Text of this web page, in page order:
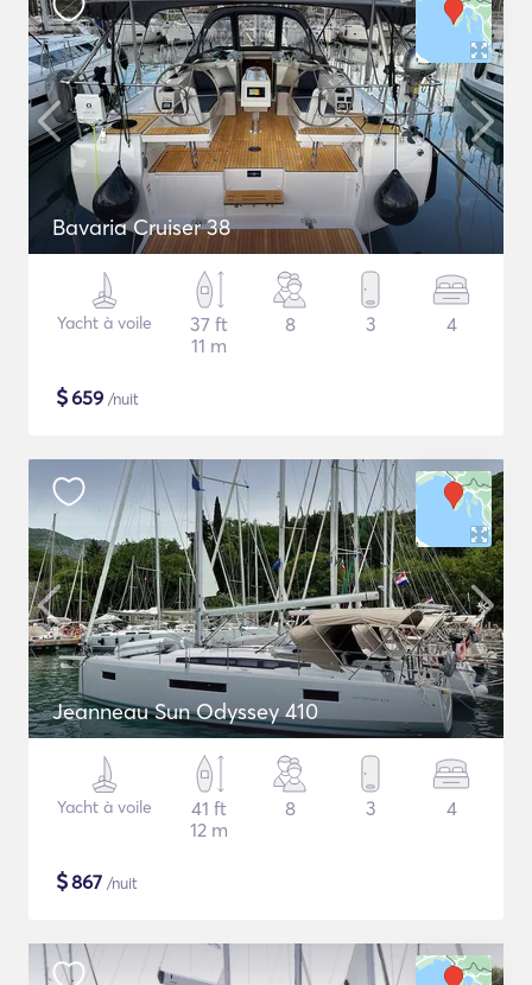
Bavaria Cruiser 38
Yacht à voile
37 ft
11 m
8 3 4
$659 /nuit
Jeanneau Sun Odyssey 410
Yacht à voile
41 ft
12 m
8 3 4
$867 /nuit